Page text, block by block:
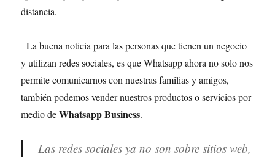
distancia.
La buena noticia para las personas que tienen un negocio
y utilizan redes sociales, es que Whatsapp ahora no solo nos
permite comunicarnos con nuestras familias y amigos,
también podemos vender nuestros productos o servicios por
medio deWhatsapp Business.
Las redes sociales ya no son sobre sitios web,